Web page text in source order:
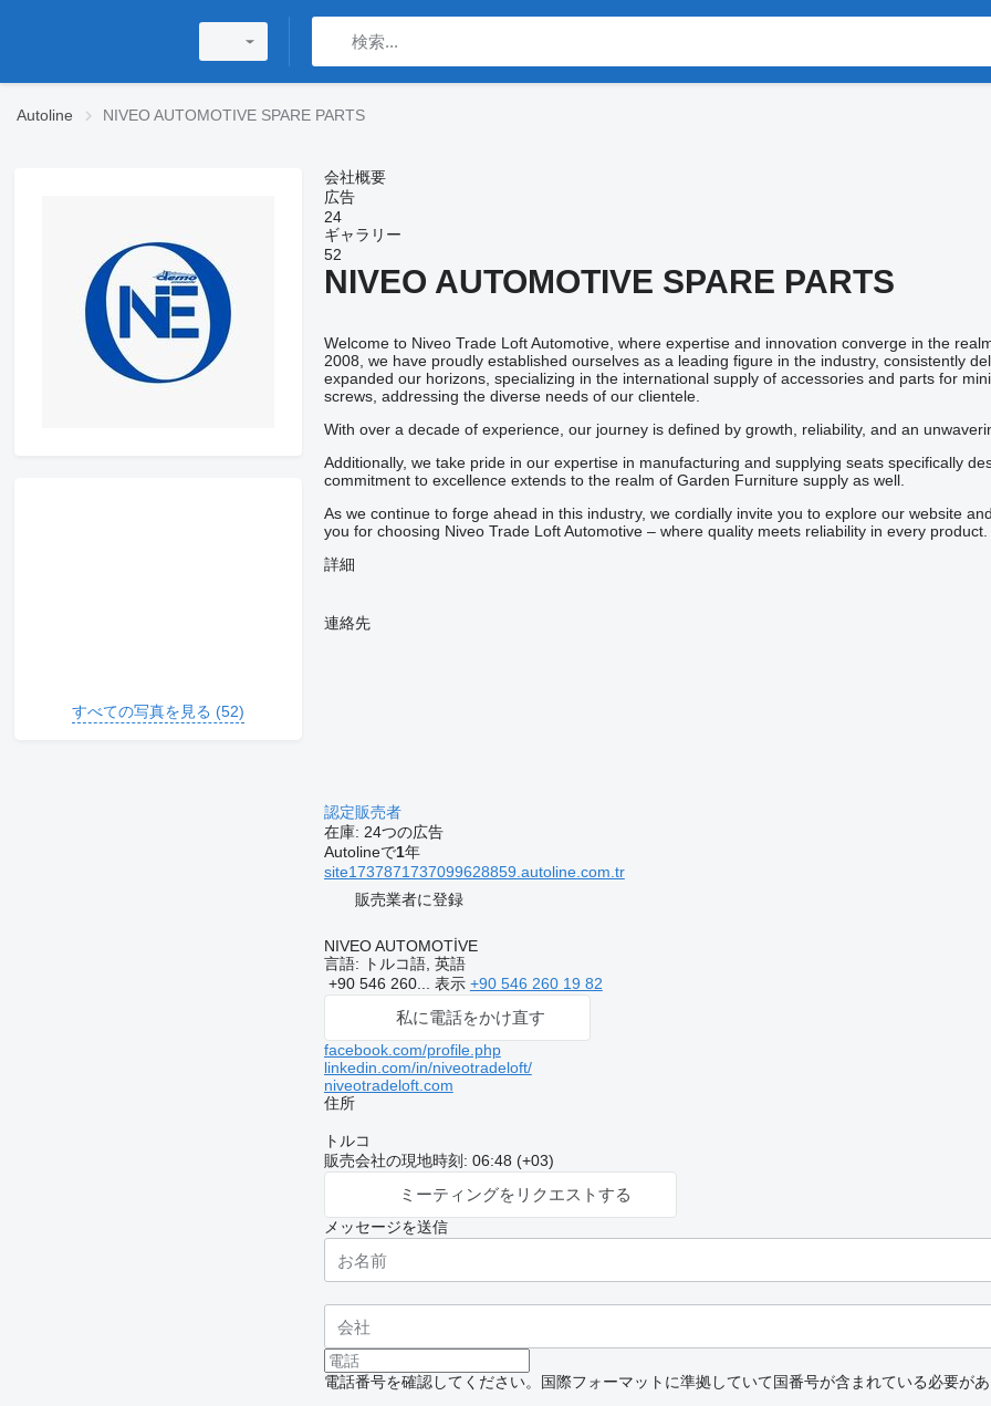
Autoline NIVEO AUTOMOTIVE SPARE PARTS
すべての写真を見る (52)
会社概要
広告
24
ギャラリー
52
NIVEO AUTOMOTIVE SPARE PARTS
Welcome to Niveo Trade Loft Automotive, where expertise and innovation converge in the
2008, we have proudly established ourselves as a leading figure in the industry, consistently
expanded our horizons, specializing in the international supply of accessories and parts for
screws, addressing the diverse needs of our clientele.
With over a decade of experience, our journey is defined by growth, reliability, and an
Additionally, we take pride in our expertise in manufacturing and supplying seats specifically
commitment to excellence extends to the realm of Garden Furniture supply as well.
As we continue to forge ahead in this industry, we cordially invite you to explore our website
you for choosing Niveo Trade Loft Automotive – where quality meets reliability in every product.
詳細
連絡先
認定販売者
在庫: 24つの広告
Autolineで1年
site1737871737099628859.autoline.com.tr
販売業者に登録
NIVEO AUTOMOTİVE
言語: トルコ語, 英語
+90 546 260... 表示 +90 546 260 19 82
私に電話をかけ直す
facebook.com/profile.php
linkedin.com/in/niveotradeloft/
niveotradeloft.com
住所
トルコ
販売会社の現地時刻: 06:48 (+03)
ミーティングをリクエストする
メッセージを送信
電話番号を確認してください。国際フォーマットに準拠していて国番号が含まれている必要が